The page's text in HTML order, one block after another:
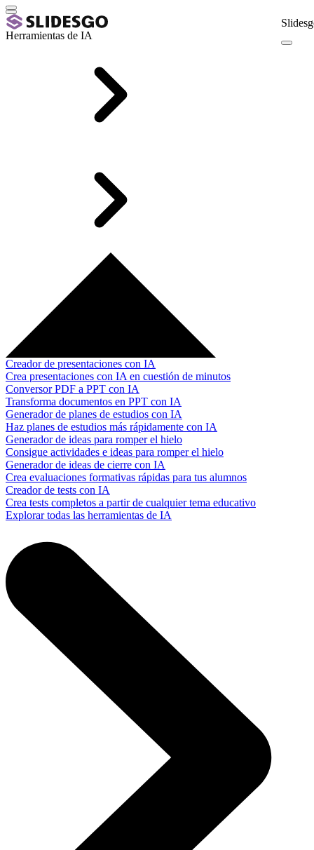
Herramientas de IA
Creador de presentaciones con IA
Crea presentaciones con IA en cuestión de minutos
Conversor PDF a PPT con IA
Transforma documentos en PPT con IA
Generador de planes de estudios con IA
Haz planes de estudios más rápidamente con IA
Generador de ideas para romper el hielo
Consigue actividades e ideas para romper el hielo
Generador de ideas de cierre con IA
Crea evaluaciones formativas rápidas para tus alumnos
Creador de tests con IA
Crea tests completos a partir de cualquier tema educativo
Explorar todas las herramientas de IA